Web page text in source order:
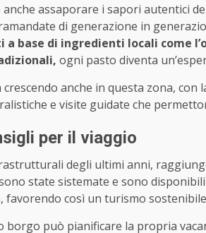
assaporare i sapori autentici
di generazione in
a base di ingredienti locali come
ogni pasto diventa
anche in questa zona,
e visite guidate che
per il viaggio
degli ultimi anni,
state sistemate e sono
favorendo così un turismo
borgo può pianificare la propria